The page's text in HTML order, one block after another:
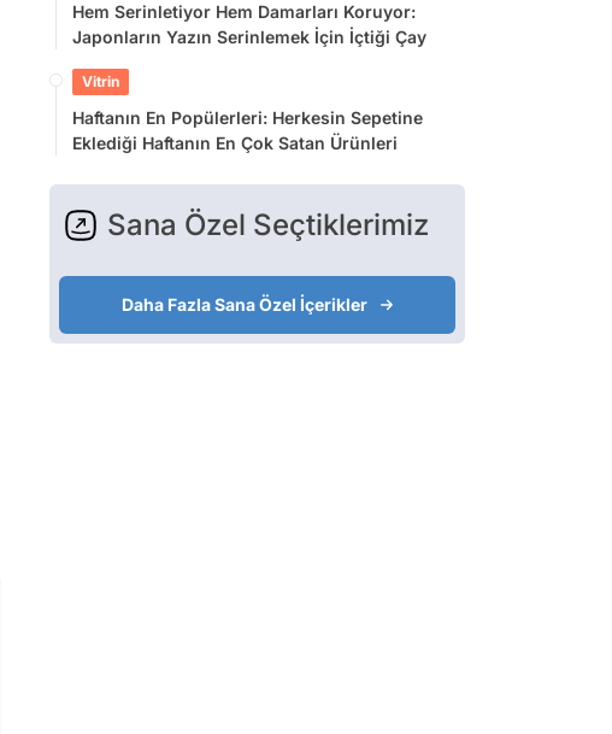
Hem Serinletiyor Hem Damarları Koruyor:
Japonların Yazın Serinlemek İçin İçtiği Çay
Vitrin
Haftanın En Popülerleri: Herkesin Sepetine
Eklediği Haftanın En Çok Satan Ürünleri
Sana Özel Seçtiklerimiz
Daha Fazla Sana Özel İçerikler